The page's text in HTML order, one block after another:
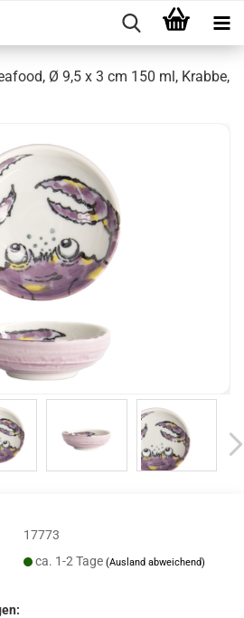
Ø 9,5 x 3 cm 150 ml, Krabbe,
17773
ca. 1-2 Tage(Ausland abweichend)